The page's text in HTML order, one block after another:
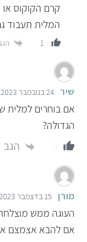
קרם הקוקוס
המלית תעבוד גם עם
1
שיר 24 בנובמבר 2023 10:54
אם בוחרים למלית
הגדולה?
הגב
מורן 15 בדצמבר 2023 21:41
העוגה ממש
אם להבא אצמצם